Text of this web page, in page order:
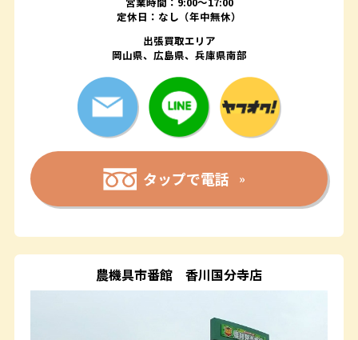
定休日：なし（年中無休）
出張買取エリア
岡山県、広島県、兵庫県南部
タップで電話
農機具市番館 香川国分寺店